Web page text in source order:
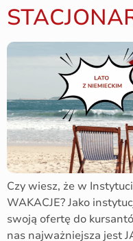
Czy wiesz, że w
WAKACJE? Jako
swoją ofertę do
nas najważniejsza jest